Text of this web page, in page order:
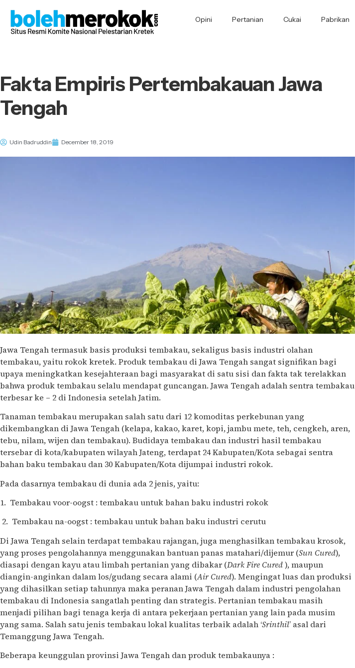
Opini Pertanian Cukai Pabrikan
Fakta Empiris Pertembakauan Jawa
Tengah
Udin Badruddin December 18, 2019
Jawa Tengah termasuk basis produksi tembakau, sekaligus basis industri olahan
tembakau, yaitu rokok kretek. Produk tembakau di Jawa Tengah sangat signifikan bagi
upaya meningkatkan kesejahteraan bagi masyarakat di satu sisi dan fakta tak terelakkan
bahwa produk tembakau selalu mendapat guncangan. Jawa Tengah adalah sentra tembakau
terbesar ke – 2 di Indonesia setelah Jatim.
Tanaman tembakau merupakan salah satu dari 12 komoditas perkebunan yang
dikembangkan di Jawa Tengah (kelapa, kakao, karet, kopi, jambu mete, teh, cengkeh, aren,
tebu, nilam, wijen dan tembakau). Budidaya tembakau dan industri hasil tembakau
tersebar di kota/kabupaten wilayah Jateng, terdapat 24 Kabupaten/Kota sebagai sentra
bahan baku tembakau dan 30 Kabupaten/Kota dijumpai industri rokok.
Pada dasarnya tembakau di dunia ada 2 jenis, yaitu:
1. Tembakau voor-oogst : tembakau untuk bahan baku industri rokok
2. Tembakau na-oogst : tembakau untuk bahan baku industri cerutu
Di Jawa Tengah selain terdapat tembakau rajangan, juga menghasilkan tembakau krosok,
yang proses pengolahannya menggunakan bantuan panas matahari/dijemur (Sun Cured),
diasapi dengan kayu atau limbah pertanian yang dibakar (Dark Fire Cured), maupun
diangin-anginkan dalam los/gudang secara alami (Air Cured). Mengingat luas dan produksi
yang dihasilkan setiap tahunnya maka peranan Jawa Tengah dalam industri pengolahan
tembakau di Indonesia sangatlah penting dan strategis. Pertanian tembakau masih
menjadi pilihan bagi tenaga kerja di antara pekerjaan pertanian yang lain pada musim
yang sama. Salah satu jenis tembakau lokal kualitas terbaik adalah ‘Srinthil’ asal dari
Temanggung Jawa Tengah.
Beberapa keunggulan provinsi Jawa Tengah dan produk tembakaunya :